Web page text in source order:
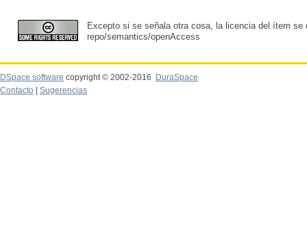
Excepto si se señala otra cosa, la licencia del ítem se
repo/semantics/openAccess
DSpace software copyright © 2002-2016
DuraSpace
Contacto
Sugerencias